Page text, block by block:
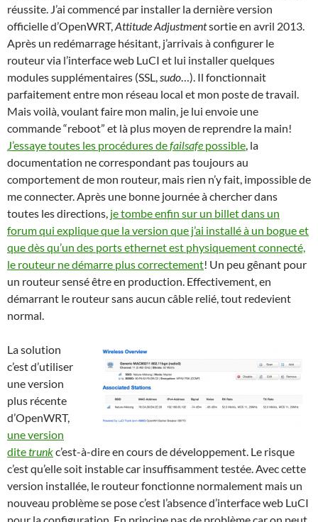
réussite. J’ai commencé par installer la dernière version
officielle d’OpenWRT,Attitude Adjustmentsortie en avril 2013.
Après un redémarrage hésitant, j’arrivais à configurer le
routeur via l’interface web LuCI et lui installer quelques
modules supplémentaires (SSL,sudo…). Il fonctionnait
parfaitement entre mon réseau local et mon poste de travail.
Mais voilà, voulant faire mon malin, je lui envoie une
commande “reboot” et là plus moyen de reprendre la main!
J’essaye toutes les procédures defailsafe possible, la
documentation ne correspondant pas toujours au
comportement de mon routeur, mais rien n’y fait, impossible de
me connecter. Après une bonne journée à chercher dans
toutes les directions, je tombe enfin sur un billet dans un
forum qui explique que la version que j’ai installé à un bogue et
que dès qu’un des ports ethernet est physiquement connecté,
le routeur ne démarre plus correctement! Un peu gênant pour
un routeur sensé être en production. Effectivement, en
démarrant le routeur sans aucun câble relié, tout redevient
normal.
La solution
c’est d’utiliser
une version
plus récente
d’OpenWRT,
une version
ditetrunkc’est-à-dire en cours de développement. Le risque
c’est qu’elle soit instable car insuffisamment testée. Avec cette
version installée, le routeur fonctionne normalement mais un
nouveau problème se pose c’est l’absence d’interface web LuCI